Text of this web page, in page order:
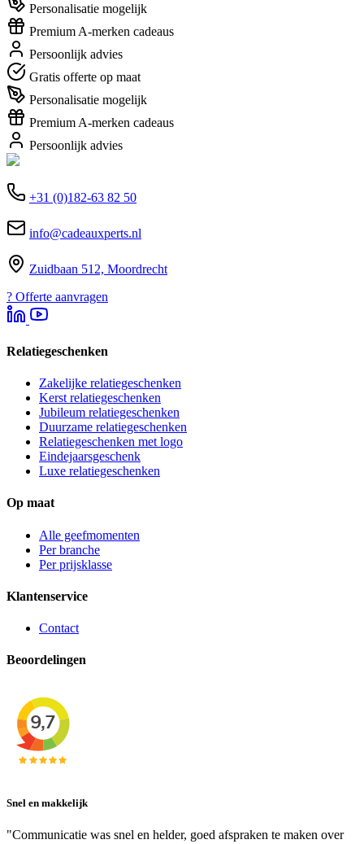
Personalisatie mogelijk
Premium A-merken cadeaus
Persoonlijk advies
Gratis offerte op maat
Personalisatie mogelijk
Premium A-merken cadeaus
Persoonlijk advies
+31 (0)182-63 82 50
info@cadeauxperts.nl
Zuidbaan 512, Moordrecht
? Offerte aanvragen
Relatiegeschenken
Zakelijke relatiegeschenken
Kerst relatiegeschenken
Jubileum relatiegeschenken
Duurzame relatiegeschenken
Relatiegeschenken met logo
Eindejaarsgeschenk
Luxe relatiegeschenken
Op maat
Alle geefmomenten
Per branche
Per prijsklasse
Klantenservice
Contact
Beoordelingen
Snel en makkelijk
"Communicatie was snel en helder, goed afspraken te maken over